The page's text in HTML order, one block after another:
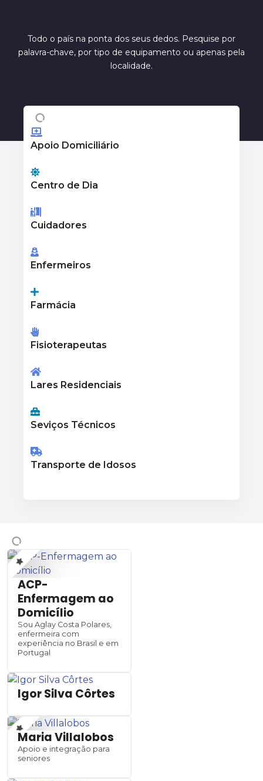
Todo o país na ponta dos seus dedos. Pesquise por
palavra-chave, por tipo de equipamento ou apenas pela
localidade.
Apoio Domiciliário
Centro de Dia
Cuidadores
Enfermeiros
Farmácia
Fisioterapeutas
Lares Residenciais
Seviços Técnicos
Transporte de Idosos
ACP-
Enfermagem ao
Domicílio
Sou Aglay Costa Polares,
enfermeira com
experiência no Brasil e em
Portugal
Igor Silva Côrtes
Maria Villalobos
Apoio e integração para
seniores